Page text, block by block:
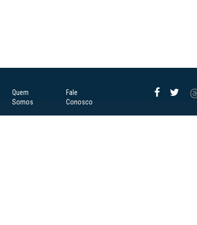
Quem
Somos
Fale
Conosco